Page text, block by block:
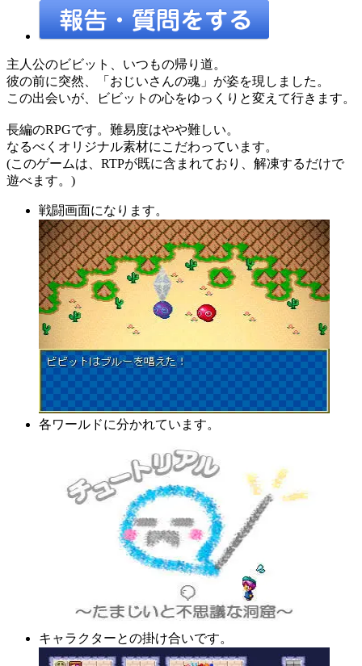
主人公のビビット、いつもの帰り道。
彼の前に突然、「おじいさんの魂」が姿を現しました。
この出会いが、ビビットの心をゆっくりと変えて行きます。
長編のRPGです。難易度はやや難しい。
なるべくオリジナル素材にこだわっています。
(このゲームは、RTPが既に含まれており、解凍するだけで
遊べます。)
戦闘画面になります。
各ワールドに分かれています。
キャラクターとの掛け合いです。